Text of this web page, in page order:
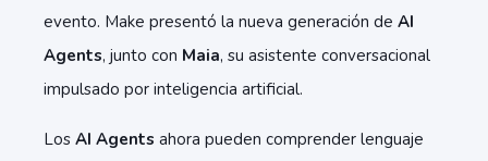
evento. Make presentó la nueva generación de AI
Agents, junto con Maia, su asistente conversacional
impulsado por inteligencia artificial.
Los AI Agents ahora pueden comprender lenguaje